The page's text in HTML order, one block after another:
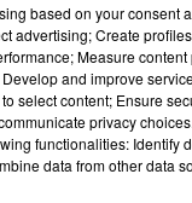
ce vendredi 29
based on your consent
advertising; Create
Measure
and improve
select content; Ensure
privacy
functionalities: Identify
data from other data